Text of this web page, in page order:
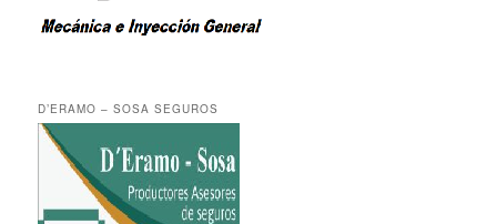
D’ERAMO – SOSA SEGUROS